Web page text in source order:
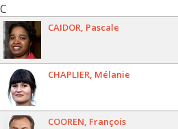
C
CAIDOR Pascale
CHAPLIER Mélanie
COOREN François